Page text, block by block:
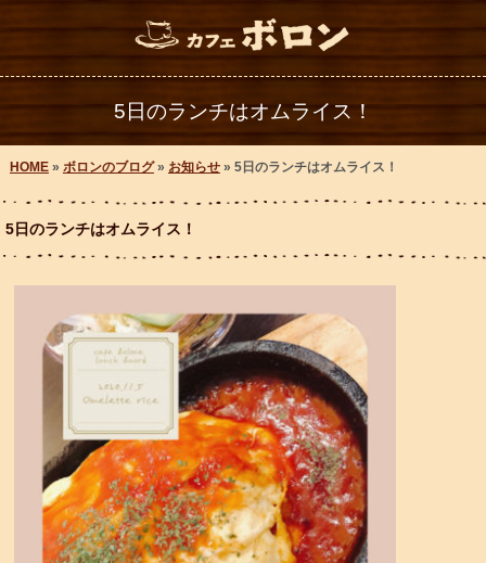
5日のランチはオムライス！
HOME» ボロンのブログ» お知らせ» 5日のランチはオムライス！
5日のランチはオムライス！